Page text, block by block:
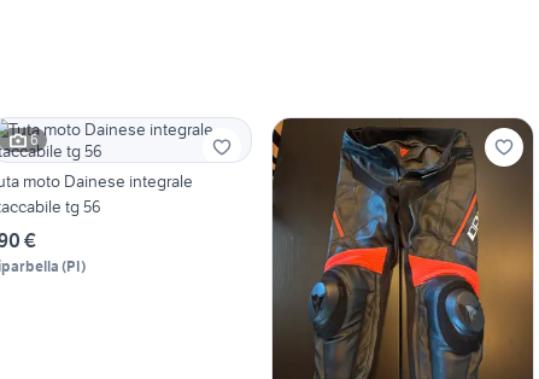
6
moto Dainese integrale
tg 56
€
(PI)